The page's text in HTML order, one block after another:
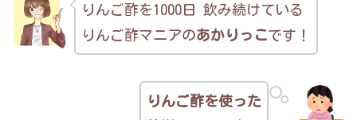
りんご酢を1000日 飲み続けている
りんご酢マニアのあかりっこです！
りんご酢を使った